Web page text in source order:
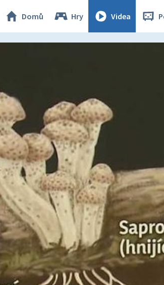
Domů Hry Videa